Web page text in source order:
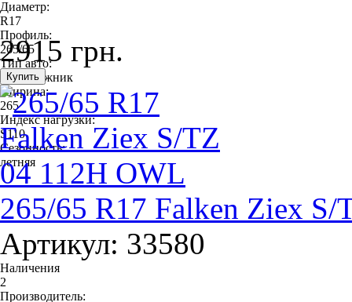
Диаметр:
R17
Профиль:
265/65
Тип авто:
внедорожник
Ширина:
265
Индекс нагрузки:
S110
Сезонность:
летняя
2915 грн.
265/65 R17 Falken Ziex
Артикул: 33580
Наличения
2
Производитель: